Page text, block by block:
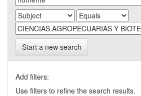
Start a new search
Add filters:
Use filters to refine the search results.